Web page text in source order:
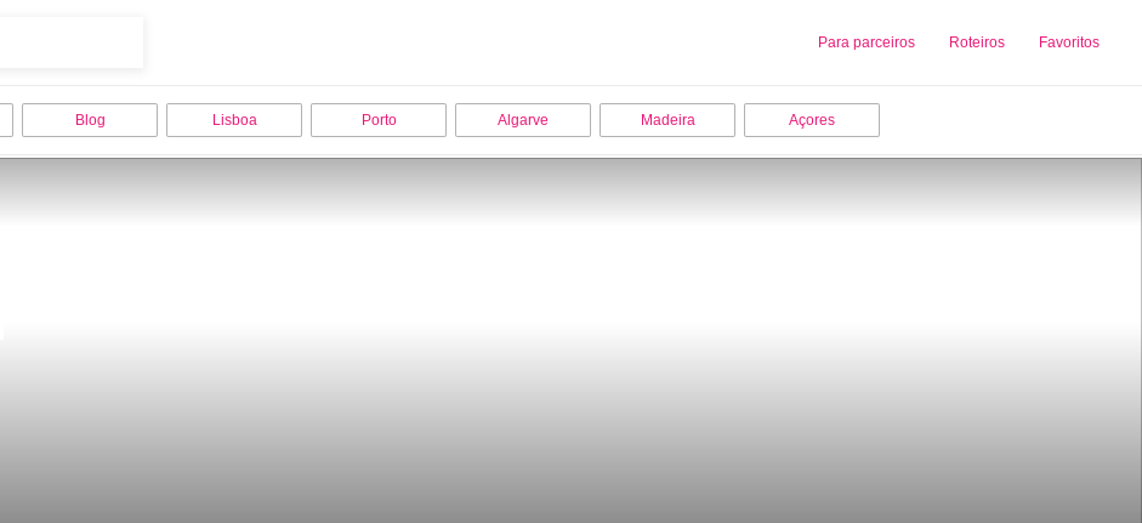
Para parceiros Roteiros Favoritos
Sobre nós Adicionar uma Empresa
Blog Lisboa Porto Algarve Madeira Açores